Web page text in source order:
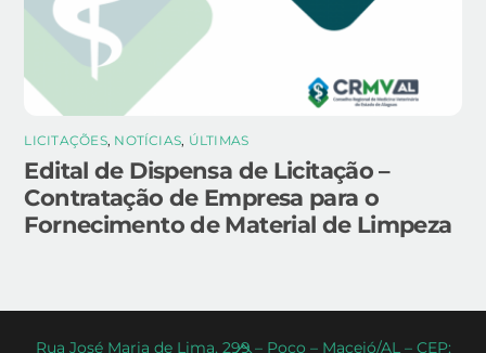
LICITAÇÕES, NOTÍCIAS, ÚLTIMAS
Edital de Dispensa de Licitação –
Contratação de Empresa para o
Fornecimento de Material de Limpeza
Back
Rua José Maria de Lima, 299 – Poço – Maceió/AL – CEP: